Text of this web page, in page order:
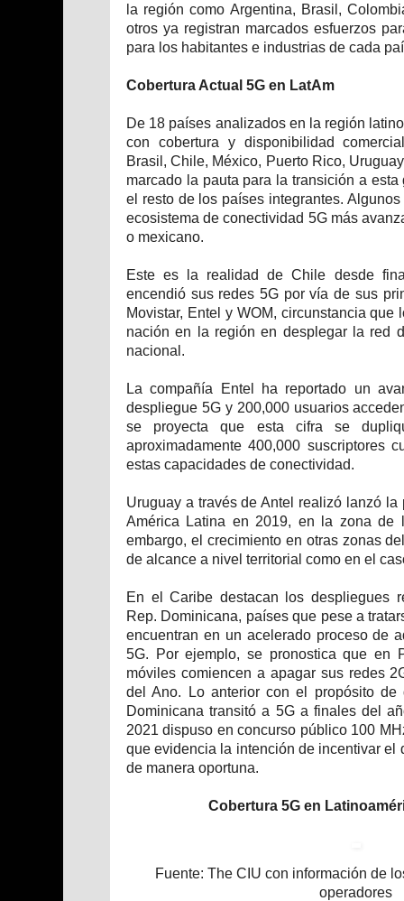
la región como Argentina, Brasil,
otros ya registran marcados esfuerzos
para los habitantes e industrias de cada
Cobertura Actual 5G en LatAm
De 18 países analizados en la región
con cobertura y disponibilidad
Brasil, Chile, México, Puerto Rico,
marcado la pauta para la transición a
el resto de los países integrantes.
ecosistema de conectividad 5G más
o mexicano.
Este es la realidad de Chile desde
encendió sus redes 5G por vía de sus
Movistar, Entel y WOM, circunstancia
nación en la región en desplegar la red
nacional.
La compañía Entel ha reportado un
despliegue 5G y 200,000 usuarios
se proyecta que esta cifra se
aproximadamente 400,000 suscriptores
estas capacidades de conectividad.
Uruguay a través de Antel realizó lanzó
América Latina en 2019, en la zona de
embargo, el crecimiento en otras zonas
de alcance a nivel territorial como en el
En el Caribe destacan los despliegues
Rep. Dominicana, países que pese a
encuentran en un acelerado proceso de
5G. Por ejemplo, se pronostica que en
móviles comiencen a apagar sus redes
del Ano. Lo anterior con el propósito
Dominicana transitó a 5G a finales del
2021 dispuso en concurso público 100
que evidencia la intención de incentivar el
de manera oportuna.
Cobertura 5G en
Fuente: The CIU con información de
operadores